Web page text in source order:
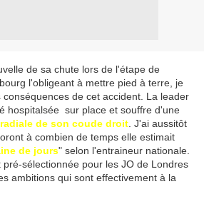
de sa chute lors de l'étape de
l'obligeant à mettre pied à terre, je
de cet accident. La leader
hospitalsée sur place et souffre d'une
de son coude droit . J'ai aussitôt
à combien de temps elle estimait
de jours" selon l'entraineur nationale.
pré-sélectionnée pour les JO de Londres
ambitions qui sont effectivement à la